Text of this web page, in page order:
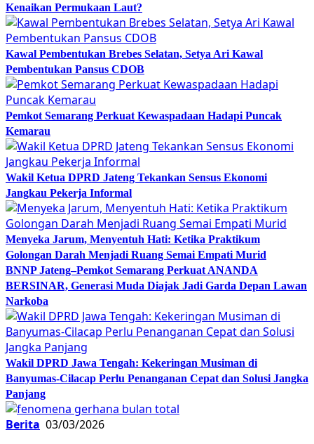
Kenaikan Permukaan Laut?
Kawal Pembentukan Brebes Selatan, Setya Ari Kawal
Pembentukan Pansus CDOB
Pemkot Semarang Perkuat Kewaspadaan Hadapi Puncak
Kemarau
Wakil Ketua DPRD Jateng Tekankan Sensus Ekonomi
Jangkau Pekerja Informal
Menyeka Jarum, Menyentuh Hati: Ketika Praktikum
Golongan Darah Menjadi Ruang Semai Empati Murid
BNNP Jateng–Pemkot Semarang Perkuat ANANDA
BERSINAR, Generasi Muda Diajak Jadi Garda Depan Lawan
Narkoba
Wakil DPRD Jawa Tengah: Kekeringan Musiman di
Banyumas-Cilacap Perlu Penanganan Cepat dan Solusi Jangka
Panjang
Berita 03/03/2026